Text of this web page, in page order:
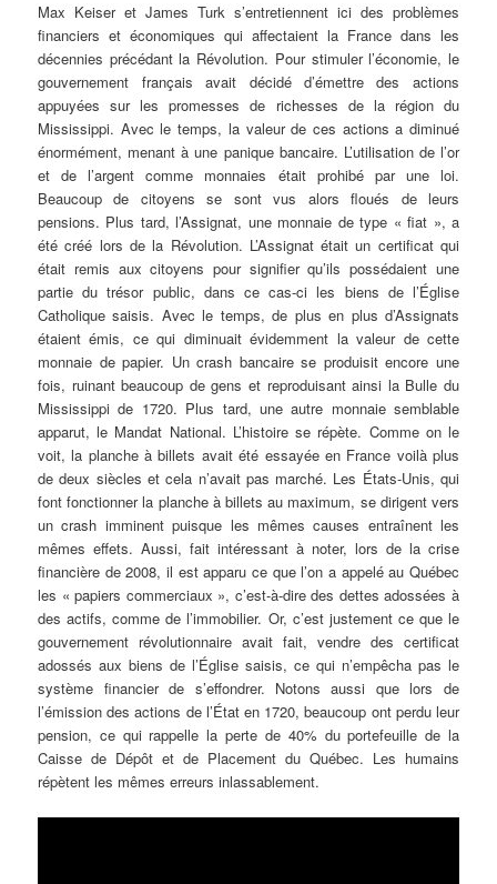
Max Keiser et James Turk s’entretiennent ici des problèmes
financiers et économiques qui affectaient la France dans les
décennies précédant la Révolution. Pour stimuler l’économie, le
gouvernement français avait décidé d’émettre des actions
appuyées sur les promesses de richesses de la région du
Mississippi. Avec le temps, la valeur de ces actions a diminué
énormément, menant à une panique bancaire. L’utilisation de l’or
et de l’argent comme monnaies était prohibé par une loi.
Beaucoup de citoyens se sont vus alors floués de leurs
pensions. Plus tard, l’Assignat, une monnaie de type « fiat », a
été créé lors de la Révolution. L’Assignat était un certificat qui
était remis aux citoyens pour signifier qu’ils possédaient une
partie du trésor public, dans ce cas-ci les biens de l’Église
Catholique saisis. Avec le temps, de plus en plus d’Assignats
étaient émis, ce qui diminuait évidemment la valeur de cette
monnaie de papier. Un crash bancaire se produisit encore une
fois, ruinant beaucoup de gens et reproduisant ainsi la Bulle du
Mississippi de 1720. Plus tard, une autre monnaie semblable
apparut, le Mandat National. L’histoire se répète. Comme on le
voit, la planche à billets avait été essayée en France voilà plus
de deux siècles et cela n’avait pas marché. Les États-Unis, qui
font fonctionner la planche à billets au maximum, se dirigent vers
un crash imminent puisque les mêmes causes entraînent les
mêmes effets. Aussi, fait intéressant à noter, lors de la crise
financière de 2008, il est apparu ce que l’on a appelé au Québec
les « papiers commerciaux », c’est-à-dire des dettes adossées à
des actifs, comme de l’immobilier. Or, c’est justement ce que le
gouvernement révolutionnaire avait fait, vendre des certificat
adossés aux biens de l’Église saisis, ce qui n’empêcha pas le
système financier de s’effondrer. Notons aussi que lors de
l’émission des actions de l’État en 1720, beaucoup ont perdu leur
pension, ce qui rappelle la perte de 40% du portefeuille de la
Caisse de Dépôt et de Placement du Québec. Les humains
répètent les mêmes erreurs inlassablement.